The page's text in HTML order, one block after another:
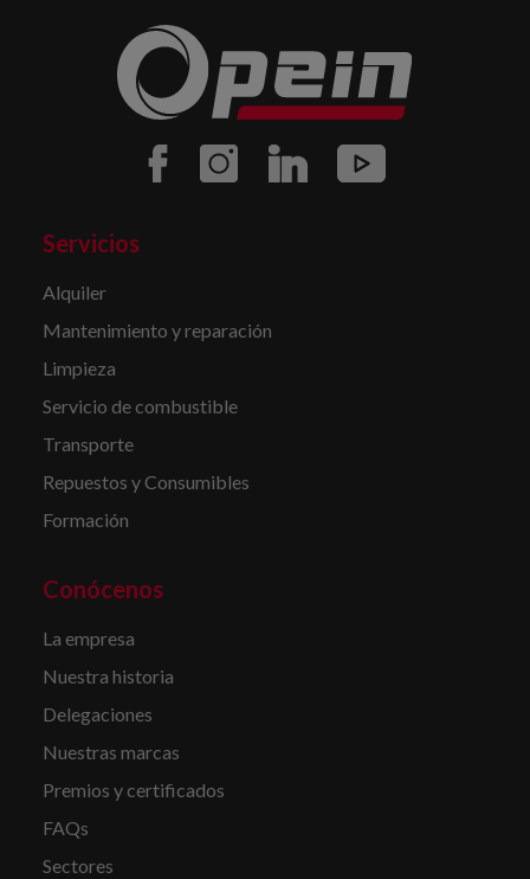
Servicios
Alquiler
Mantenimiento y reparación
Limpieza
Servicio de combustible
Transporte
Repuestos y Consumibles
Formación
Conócenos
La empresa
Nuestra historia
Delegaciones
Nuestras marcas
Premios y certificados
FAQs
Sectores